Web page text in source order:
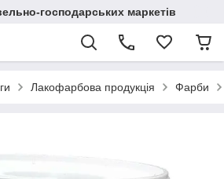
господарських маркетів
Лакофарбова продукція Фарби